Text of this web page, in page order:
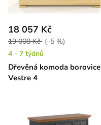
Dřevěná komoda borovice
Vestre 4
18 057 Kč
19 008 Kč (–5 %)
4 - 7 týdnů